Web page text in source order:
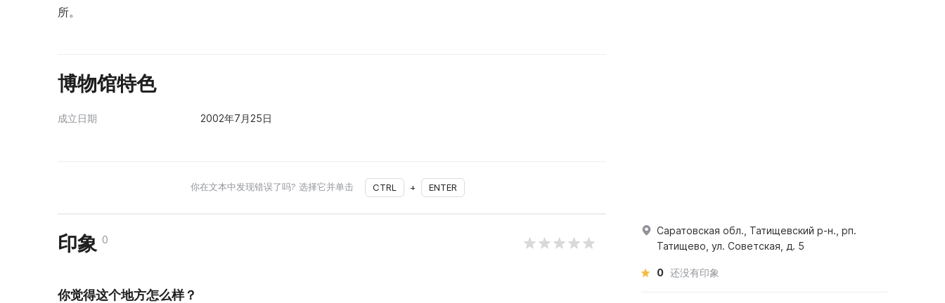
所。
博物馆特色
成立日期 2002年7月25日
你在文本中发现错误了吗? 选择它并单击 CTRL + ENTER
印象 0
你觉得这个地方怎么样？
Саратовская обл., Татищевский р-н., рп.
Татищево, ул. Советская, д. 5
0 还没有印象